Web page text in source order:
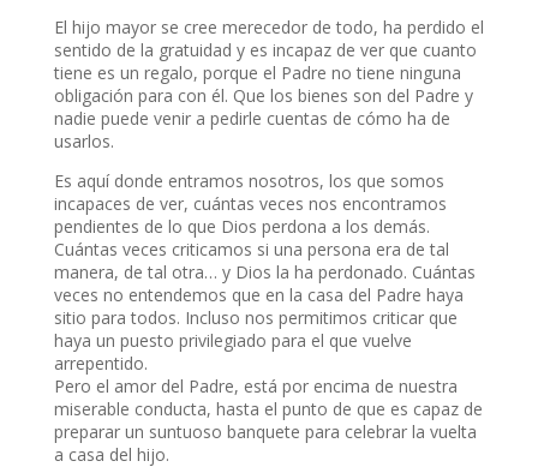
El hijo mayor se cree merecedor de todo, ha perdido el
sentido de la gratuidad y es incapaz de ver que cuanto
tiene es un regalo, porque el Padre no tiene ninguna
obligación para con él. Que los bienes son del Padre y
nadie puede venir a pedirle cuentas de cómo ha de
usarlos.
Es aquí donde entramos nosotros, los que somos
incapaces de ver, cuántas veces nos encontramos
pendientes de lo que Dios perdona a los demás.
Cuántas veces criticamos si una persona era de tal
manera, de tal otra… y Dios la ha perdonado. Cuántas
veces no entendemos que en la casa del Padre haya
sitio para todos. Incluso nos permitimos criticar que
haya un puesto privilegiado para el que vuelve
arrepentido.
Pero el amor del Padre, está por encima de nuestra
miserable conducta, hasta el punto de que es capaz de
preparar un suntuoso banquete para celebrar la vuelta
a casa del hijo.